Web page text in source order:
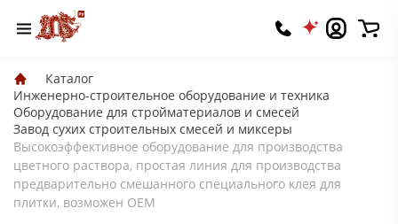
Каталог
Инженерно-строительное оборудование и техника
Оборудование для стройматериалов и смесей
Завод сухих строительных смесей и миксеры
Высокоэффективное оборудование для производства
цветного раствора, простая линия для производства
предварительно смешанного специального клея для
плитки, возможен OEM